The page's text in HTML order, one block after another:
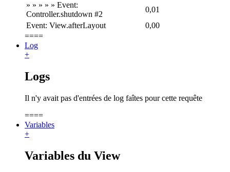
» » » » » Event:
Controller.shutdown #2
0,01
Event: View.afterLayout
0,00
====
Log
+
Logs
Il n'y avait pas d'entrées de log faîtes pour cette requête
====
Variables
+
Variables du View